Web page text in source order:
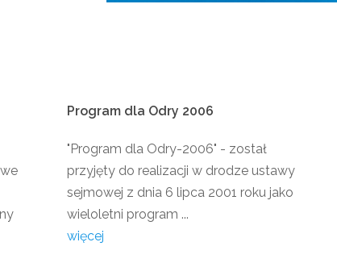
Program dla Odry 2006
"Program dla Odry-2006" - został
przyjęty do realizacji w drodze ustawy
sejmowej z dnia 6 lipca 2001 roku jako
wieloletni program ...
więcej